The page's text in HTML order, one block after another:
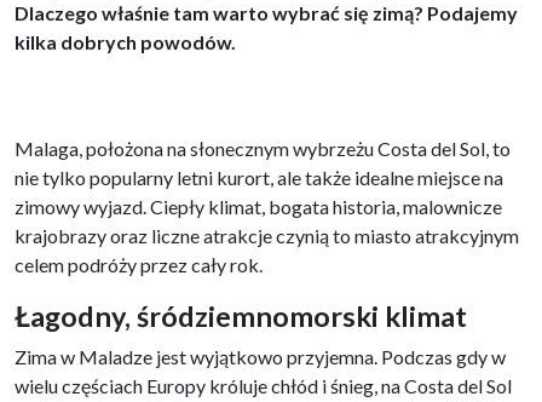
Dlaczego właśnie tam warto wybrać się zimą? Podajemy
kilka dobrych powodów.
Malaga, położona na słonecznym wybrzeżu Costa del Sol, to
nie tylko popularny letni kurort, ale także idealne miejsce na
zimowy wyjazd. Ciepły klimat, bogata historia, malownicze
krajobrazy oraz liczne atrakcje czynią to miasto atrakcyjnym
celem podróży przez cały rok.
Łagodny, śródziemnomorski klimat
Zima w Maladze jest wyjątkowo przyjemna. Podczas gdy w
wielu częściach Europy króluje chłód i śnieg, na Costa del Sol